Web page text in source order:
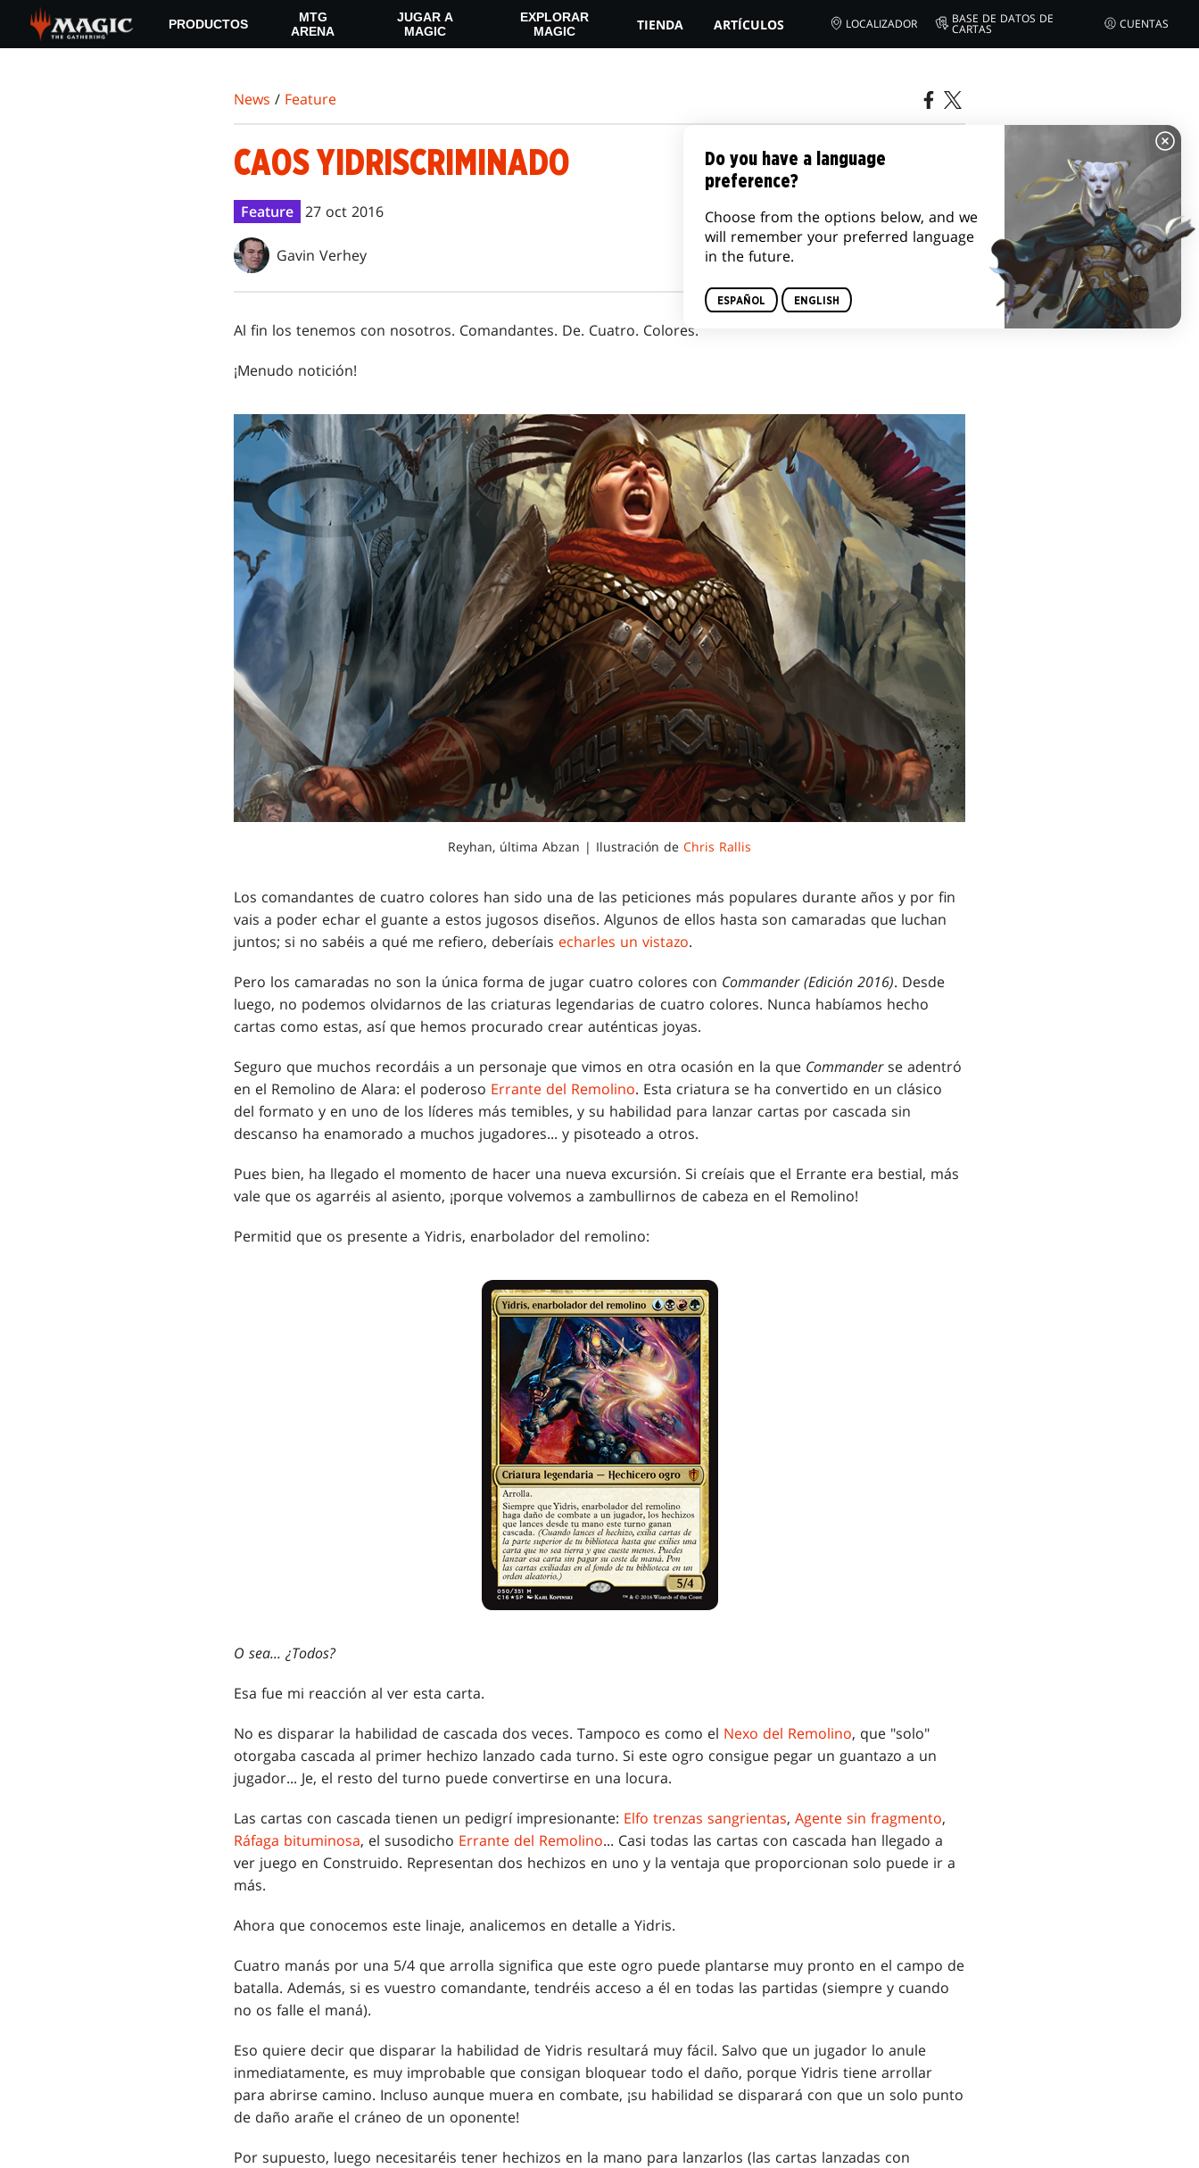
main
PRODUCTOS
MTG
ARENA
JUGAR A
MAGIC
EXPLORAR
MAGIC
TIENDA ARTÍCULOS LOCALIZADOR BASE DE DATOS DE
CARTAS CUENTAS
News / Feature
CAOS YIDRISCRIMINADO
Feature 27 oct 2016
Gavin Verhey
Al fin los tenemos con nosotros. Comandantes. De. Cuatro. Colores.
¡Menudo notición!
Reyhan, última Abzan | Ilustración de Chris Rallis
Los comandantes de cuatro colores han sido una de las peticiones más populares durante años y por fin
vais a poder echar el guante a estos jugosos diseños. Algunos de ellos hasta son camaradas que luchan
juntos; si no sabéis a qué me refiero, deberíais echarles un vistazo.
Pero los camaradas no son la única forma de jugar cuatro colores con Commander (Edición 2016). Desde
luego, no podemos olvidarnos de las criaturas legendarias de cuatro colores. Nunca habíamos hecho
cartas como estas, así que hemos procurado crear auténticas joyas.
Seguro que muchos recordáis a un personaje que vimos en otra ocasión en la que Commanderse adentró
en el Remolino de Alara: el poderoso Errante del Remolino. Esta criatura se ha convertido en un clásico
del formato y en uno de los líderes más temibles, y su habilidad para lanzar cartas por cascada sin
descanso ha enamorado a muchos jugadores... y pisoteado a otros.
Pues bien, ha llegado el momento de hacer una nueva excursión. Si creíais que el Errante era bestial, más
vale que os agarréis al asiento, ¡porque volvemos a zambullirnos de cabeza en el Remolino!
Permitid que os presente a Yidris, enarbolador del remolino:
O sea... ¿Todos?
Esa fue mi reacción al ver esta carta.
No es disparar la habilidad de cascada dos veces. Tampoco es como el Nexo del Remolino, que "solo"
otorgaba cascada al primer hechizo lanzado cada turno. Si este ogro consigue pegar un guantazo a un
jugador... Je, el resto del turno puede convertirse en una locura.
Las cartas con cascada tienen un pedigrí impresionante: Elfo trenzas sangrientas, Agente sin fragmento,
Ráfaga bituminosa, el susodicho Errante del Remolino... Casi todas las cartas con cascada han llegado a
ver juego en Construido. Representan dos hechizos en uno y la ventaja que proporcionan solo puede ir a
más.
Ahora que conocemos este linaje, analicemos en detalle a Yidris.
Cuatro manás por una 5/4 que arrolla significa que este ogro puede plantarse muy pronto en el campo de
batalla. Además, si es vuestro comandante, tendréis acceso a él en todas las partidas (siempre y cuando
no os falle el maná).
Eso quiere decir que disparar la habilidad de Yidris resultará muy fácil. Salvo que un jugador lo anule
inmediatamente, es muy improbable que consigan bloquear todo el daño, porque Yidris tiene arrollar
para abrirse camino. Incluso aunque muera en combate, ¡su habilidad se disparará con que un solo punto
de daño arañe el cráneo de un oponente!
Por supuesto, luego necesitaréis tener hechizos en la mano para lanzarlos (las cartas lanzadas con
Do you have a language
preference?
Choose from the options below, and we
will remember your preferred language
in the future.
ESPAÑOL ENGLISH